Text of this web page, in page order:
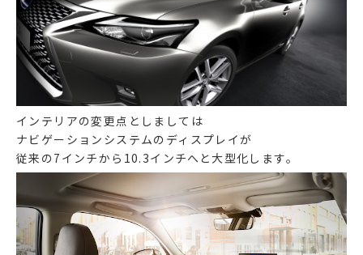
インテリアの変更点としましては
ナビゲーションシステムのディスプレイが
従来の7インチから10.3インチへと大型化します。